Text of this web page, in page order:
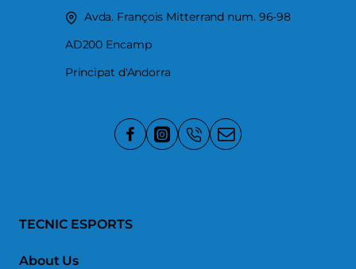
Avda. François Mitterrand num. 96-98
AD200 Encamp
Principat d'Andorra
TECNIC ESPORTS
About Us